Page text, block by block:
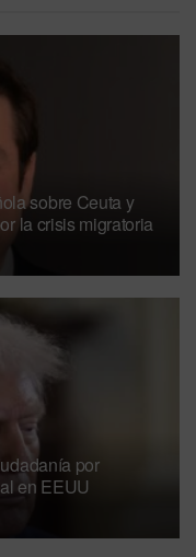
sobre Ceuta y
la crisis migratoria
por
en EEUU